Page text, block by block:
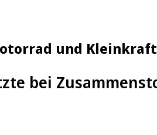
und
bei